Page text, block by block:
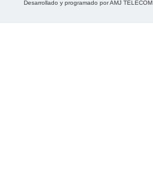
Desarrollado y programado porAMJ TELECOM